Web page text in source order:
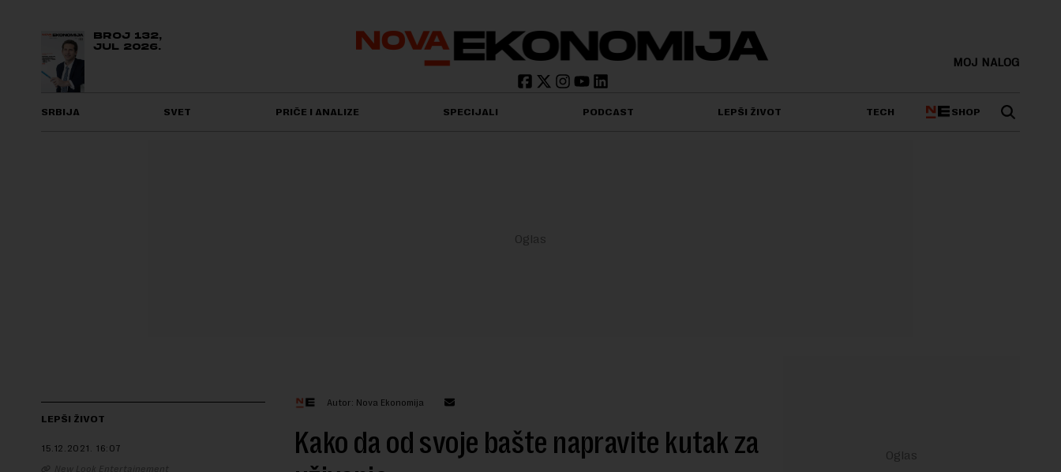
BROJ 132,
JUL 2026.
MOJ NALOG
SRBIJA SVET PRIČE I ANALIZE SPECIJALI PODCAST LEPŠI ŽIVOT TECH SHOP
LEPŠI ŽIVOT
15.12.2021. 16:07
New Look Entertainement
Autor: Nova Ekonomija
Kako da od svoje bašte napravite kutak za